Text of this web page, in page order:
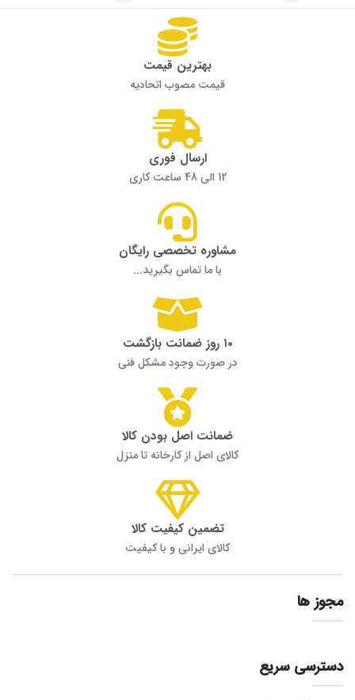
بهترین قیمت
قیمت مصوب اتحادیه
ارسال فوری
12 الی 48 ساعت کاری
مشاوره تخصصی رایگان
با ما تماس بگیرید...
۱۰ روز ضمانت بازگشت
در صورت وجود مشکل فنی
ضمانت اصل بودن کالا
کالای اصل از کارخانه تا منزل
تضمین کیفیت کالا
کالای ایرانی و با کیفیت
مجوز ها
دسترسی سریع